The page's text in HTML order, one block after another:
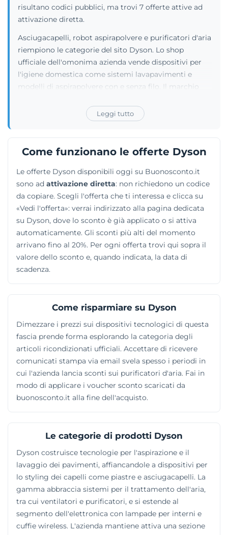
risultano codici pubblici, ma trovi 7 offerte attive ad
attivazione diretta.
Asciugacapelli, robot aspirapolvere e purificatori d'aria
riempiono le categorie del sito Dyson. Lo shop
ufficiale dell'omonima azienda vende dispositivi per
l'igiene domestica come sistemi lavapavimenti e
modelli di aspirapolvere con e senza filo. Il marchio
multi-styler per capelli. L'azienda realizza anche
lampade da pavimento e da tavolo, cuffie wireless,
parti di ricambio originali, prenotare interventi di
all'interno della sezione dell'usato ricondizionato.
Leggi tutto
Come funzionano le offerte Dyson
Le offerte Dyson disponibili oggi su Buonosconto.it
sono ad attivazione diretta: non richiedono un codice
da copiare. Scegli l'offerta che ti interessa e clicca su
«Vedi l'offerta»: verrai indirizzato alla pagina dedicata
su Dyson, dove lo sconto è già applicato o si attiva
automaticamente. Gli sconti più alti del momento
arrivano fino al 20%. Per ogni offerta trovi qui sopra il
valore dello sconto e, quando indicata, la data di
scadenza.
Come risparmiare su Dyson
Dimezzare i prezzi sui dispositivi tecnologici di questa
fascia prende forma esplorando la categoria degli
articoli ricondizionati ufficiali. Accettare di ricevere
comunicati stampa via email svela spesso i periodi in
cui l'azienda lancia sconti sui purificatori d'aria. Fai in
modo di applicare i voucher sconto scaricati da
buonosconto.it alla fine dell'acquisto.
Le categorie di prodotti Dyson
Dyson costruisce tecnologie per l'aspirazione e il
lavaggio dei pavimenti, affiancandole a dispositivi per
lo styling dei capelli come piastre e asciugacapelli. La
gamma abbraccia sistemi per il trattamento dell'aria,
tra cui ventilatori e purificatori, e si estende al
segmento dell'elettronica con lampade per interni e
cuffie wireless. L'azienda mantiene attiva una sezione